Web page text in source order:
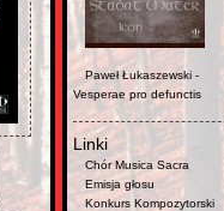
Paweł Łukaszewski -
Vesperae pro defunctis
Linki
Chór Musica Sacra
Emisja głosu
Konkurs Kompozytorski